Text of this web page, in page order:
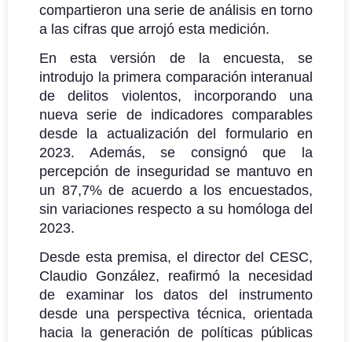
compartieron una serie de análisis en torno
a las cifras que arrojó esta medición.
En esta versión de la encuesta, se
introdujo la primera comparación interanual
de delitos violentos, incorporando una
nueva serie de indicadores comparables
desde la actualización del formulario en
2023. Además, se consignó que la
percepción de inseguridad se mantuvo en
un 87,7% de acuerdo a los encuestados,
sin variaciones respecto a su homóloga del
2023.
Desde esta premisa, el director del CESC,
Claudio González, reafirmó la necesidad
de examinar los datos del instrumento
desde una perspectiva técnica, orientada
hacia la generación de políticas públicas